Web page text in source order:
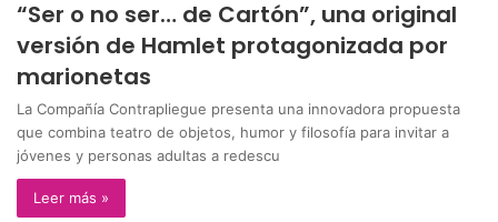
“Ser o no ser… de Cartón”, una original
versión de Hamlet protagonizada por
marionetas
La Compañía Contrapliegue presenta una innovadora propuesta
que combina teatro de objetos, humor y filosofía para invitar a
jóvenes y personas adultas a redescu
Leer más »